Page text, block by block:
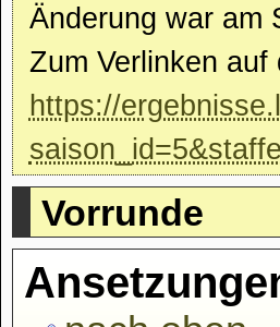
Änderung war am
Zum Verlinken
https://
Vorrunde